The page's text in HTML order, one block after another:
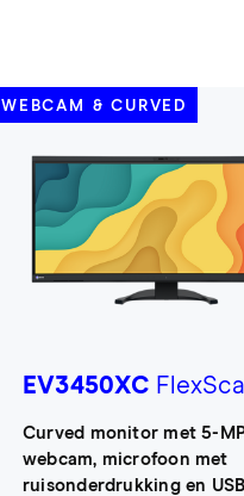
WEBCAM & CURVED
EV3450XC
Curved monitor met 5-
webcam, microfoon met
ruisonderdrukking en